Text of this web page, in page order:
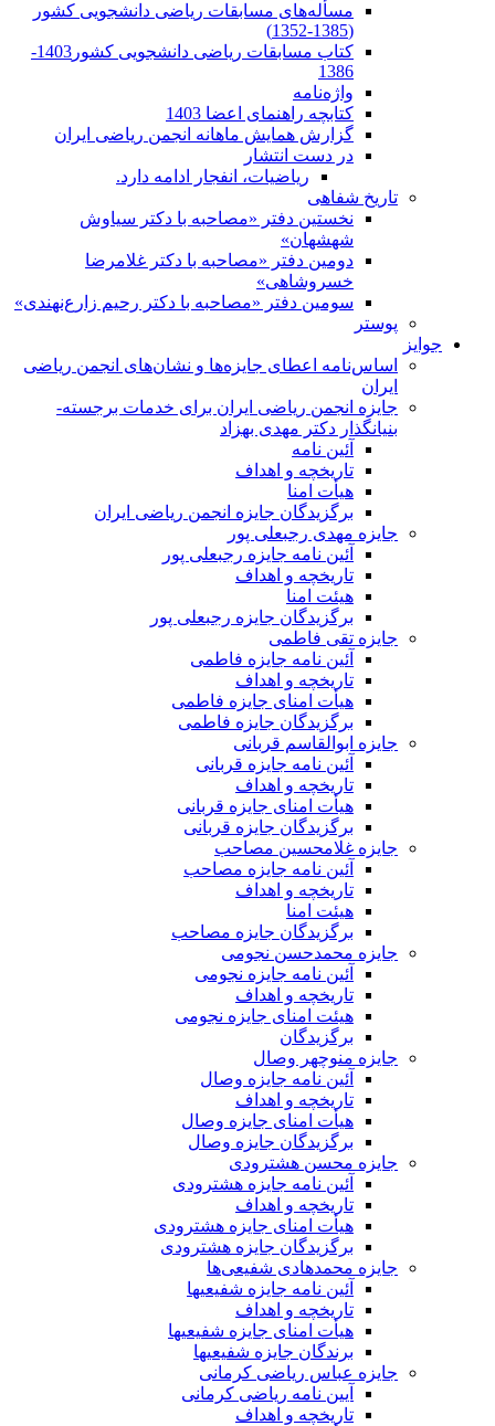
مسأله‌های مسابقات ریاضی دانشجویی کشور
(1385-1352)
کتاب مسابقات ریاضی دانشجویی کشور1403-
1386
واژه‌نامه
کتابچه راهنمای اعضا 1403
گزارش همایش ماهانه انجمن ریاضی ایران
در دست انتشار
ریاضیات، انفجار ادامه دارد.
تاریخ شفاهی
نخستین دفتر «مصاحبه با دکتر سیاوش
شهشهان»
دومین دفتر «مصاحبه با دکتر غلامرضا
خسروشاهی»
سومین دفتر «مصاحبه با دکتر رحیم زارع‌نهندی»
پوستر
جوایز
اساس‌نامه اعطای جایزه‌ها و نشان‌های انجمن ریاضی
ایران
جایزه انجمن ریاضی ایران برای خدمات برجسته-
بنیانگذار دکتر مهدی بهزاد
آئین نامه
تاریخچه و اهداف
هیأت امنا
برگزیدگان جایزه انجمن ریاضی ایران
جایزه مهدی رجبعلی پور
آئین نامه جایزه رجبعلی پور
تاریخچه و اهداف
هیئت امنا
برگزیدگان جایزه رجبعلی پور
جایزه تقی فاطمی
آئین نامه جایزه فاطمی
تاریخچه و اهداف
هیأت امنای جایزه فاطمی
برگزیدگان جایزه فاطمی
جایزه ابوالقاسم قربانی
آئین نامه جایزه قربانی
تاریخچه و اهداف
هیأت امنای جایزه قربانی
برگزیدگان جایزه قربانی
جایزه غلامحسین مصاحب
آئین نامه جایزه مصاحب
تاریخچه و اهداف
هیئت امنا
برگزیدگان جایزه مصاحب
جایزه محمدحسن نجومی
آئین نامه جایزه نجومی
تاریخچه و اهداف
هیئت امنای جایزه نجومی
برگزیدگان
جایزه منوچهر وصال
آئین نامه جایزه وصال
تاریخچه و اهداف
هیأت امنای جایزه وصال
برگزیدگان جایزه وصال
جایزه محسن هشترودی
آئین نامه جایزه هشترودی
تاریخچه و اهداف
هیأت امنای جایزه هشترودی
برگزیدگان جایزه هشترودی
جایزه محمدهادی شفیعی‌ها
آئین نامه جایزه شفیعیها
تاریخچه و اهداف
هیأت امنای جایزه شفیعیها
برندگان جایزه شفیعیها
جایزه عباس ریاضی کرمانی
آیین نامه ریاضی کرمانی
تاریخچه و اهداف